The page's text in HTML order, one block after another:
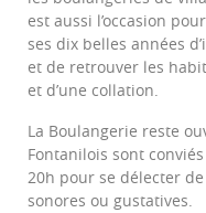
est aussi l’occasion
ses dix belles années
et de retrouver les
et d’une collation.
La Boulangerie reste
Fontanilois sont
20h pour se délecter
sonores ou gustatives.